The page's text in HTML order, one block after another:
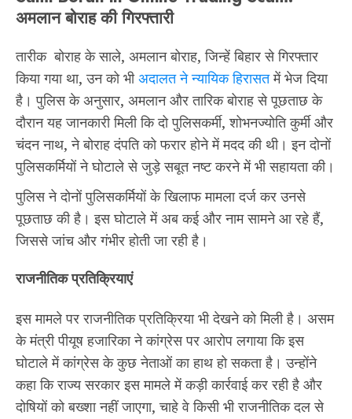
अमलान बोराह की गिरफ्तारी
तारीक बोराह के साले, अमलान बोराह, जिन्हें बिहार से गिरफ्तार
किया गया था, उन को भीअदालत ने न्यायिक हिरासतमें भेज दिया
है। पुलिस के अनुसार, अमलान और तारिक बोराह से पूछताछ के
दौरान यह जानकारी मिली कि दो पुलिसकर्मी, शोभनज्योति कुर्मी और
चंदन नाथ, ने बोराह दंपति को फरार होने में मदद की थी। इन दोनों
पुलिसकर्मियों ने घोटाले से जुड़े सबूत नष्ट करने में भी सहायता की।
पुलिस ने दोनों पुलिसकर्मियों के खिलाफ मामला दर्ज कर उनसे
पूछताछ की है। इस घोटाले में अब कई और नाम सामने आ रहे हैं,
जिससे जांच और गंभीर होती जा रही है।
राजनीतिक प्रतिक्रियाएं
इस मामले पर राजनीतिक प्रतिक्रिया भी देखने को मिली है। असम
के मंत्री पीयूष हजारिका ने कांग्रेस पर आरोप लगाया कि इस
घोटाले में कांग्रेस के कुछ नेताओं का हाथ हो सकता है। उन्होंने
कहा कि राज्य सरकार इस मामले में कड़ी कार्रवाई कर रही है और
दोषियों को बख्शा नहीं जाएगा, चाहे वे किसी भी राजनीतिक दल से